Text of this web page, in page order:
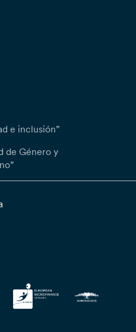
e inclusión”
de Género y